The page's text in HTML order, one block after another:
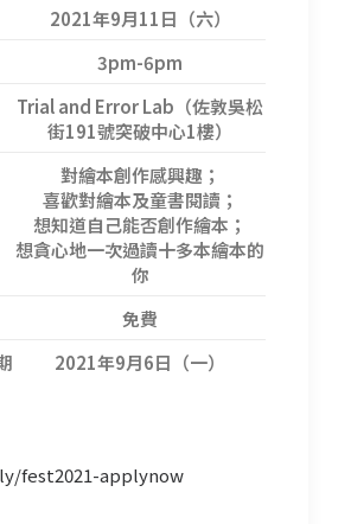
2021年9月11日（六）
3pm-6pm
Trial and Error Lab（佐敦吳松
街191號突破中心1樓）
對繪本創作感興趣；
喜歡對繪本及童書閱讀；
想知道自己能否創作繪本；
想貪心地一次過讀十多本繪本的
你
免費
2021年9月6日（一）
fest2021-applynow